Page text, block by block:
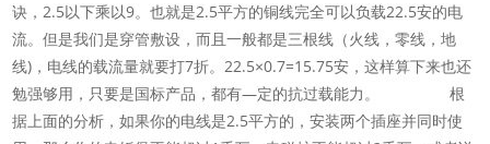
诀，2.5以下乘以9。也就是2.5平方的铜线完全可以负载22.5安的电
流。但是我们是穿管敷设，而且一般都是三根线（火线，零线，地
线)，电线的载流量就要打7折。22.5×0.7=15.75安，这样算下来也还
勉强够用，只要是国标产品，都有—定的抗过载能力。 根
据上面的分析，如果你的电线是2.5平方的，安装两个插座并同时使